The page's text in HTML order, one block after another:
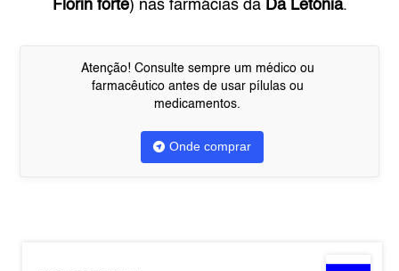
Florin forte) nas farmácias da Da Letónia.
Atenção! Consulte sempre um médico ou
farmacêutico antes de usar pílulas ou
medicamentos.
Onde comprar